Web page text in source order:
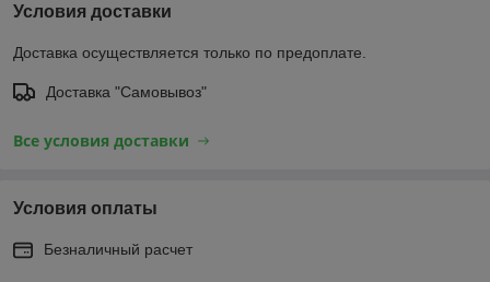
Условия доставки
Доставка осуществляется только по предоплате.
Доставка "Самовывоз"
Все условия доставки
Условия оплаты
Безналичный расчет